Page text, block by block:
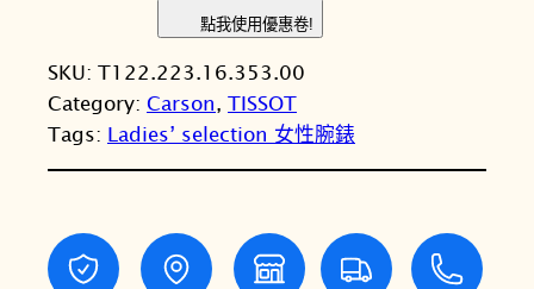
格
：
N
T
1
2
1
0
S
O
T
天
梭
點我使用優惠卷!
SKU: T122.223.16.353.00
Category: Carson, TISSOT
Tags: Ladies’ selection 女性腕錶